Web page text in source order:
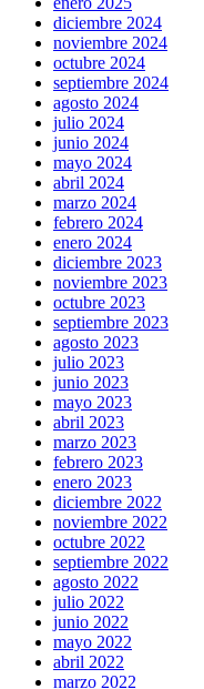
diciembre 2024
noviembre 2024
octubre 2024
septiembre 2024
agosto 2024
julio 2024
junio 2024
mayo 2024
abril 2024
marzo 2024
febrero 2024
enero 2024
diciembre 2023
noviembre 2023
octubre 2023
septiembre 2023
agosto 2023
julio 2023
junio 2023
mayo 2023
abril 2023
marzo 2023
febrero 2023
enero 2023
diciembre 2022
noviembre 2022
octubre 2022
septiembre 2022
agosto 2022
julio 2022
junio 2022
mayo 2022
abril 2022
marzo 2022